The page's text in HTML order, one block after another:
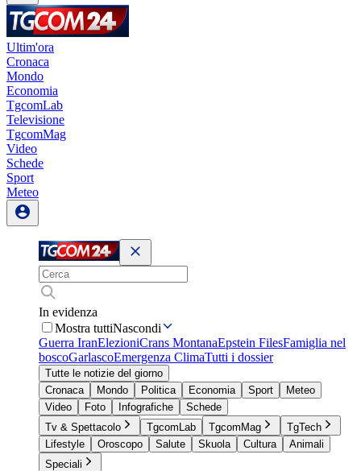
Ultim'ora
Cronaca
Mondo
Economia
TgcomLab
Televisione
TgcomMag
Video
Schede
Sport
Meteo
In evidenza
Mostra tuttiNascondi
Guerra IranElezioniCrans MontanaEpstein FilesFamiglia nel
boscoGarlascoEmergenza ClimaTutti i dossier
Tutte le notizie del giorno
Cronaca
Mondo Politica Economia Sport
Meteo
Video
Foto Infografiche
Schede
Tv & Spettacolo
TgcomLab TgcomMag
TgTech
Lifestyle
Oroscopo Salute Skuola Cultura
Animali
Speciali